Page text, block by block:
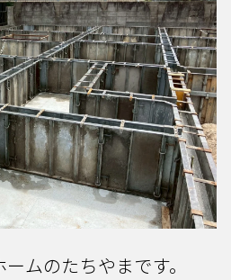
ムのたちやまです。